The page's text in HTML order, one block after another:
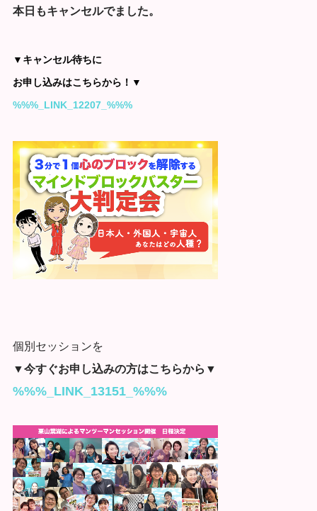
本日もキャンセルでました。
▼キャンセル待ちに
お申し込みはこちらから！▼
%%%_LINK_12207_%%%
個別セッションを
▼今すぐお申し込みの方はこちらから▼
%%%_LINK_13151_%%%